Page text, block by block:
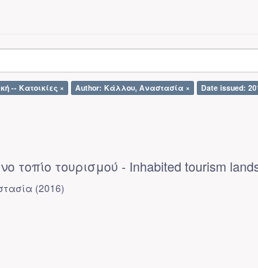
-- Κατοικίες × Author: Κάλλου, Αναστασία × Date issued:
τοπίο τουρισμού - Inhabited tourism
(2016)